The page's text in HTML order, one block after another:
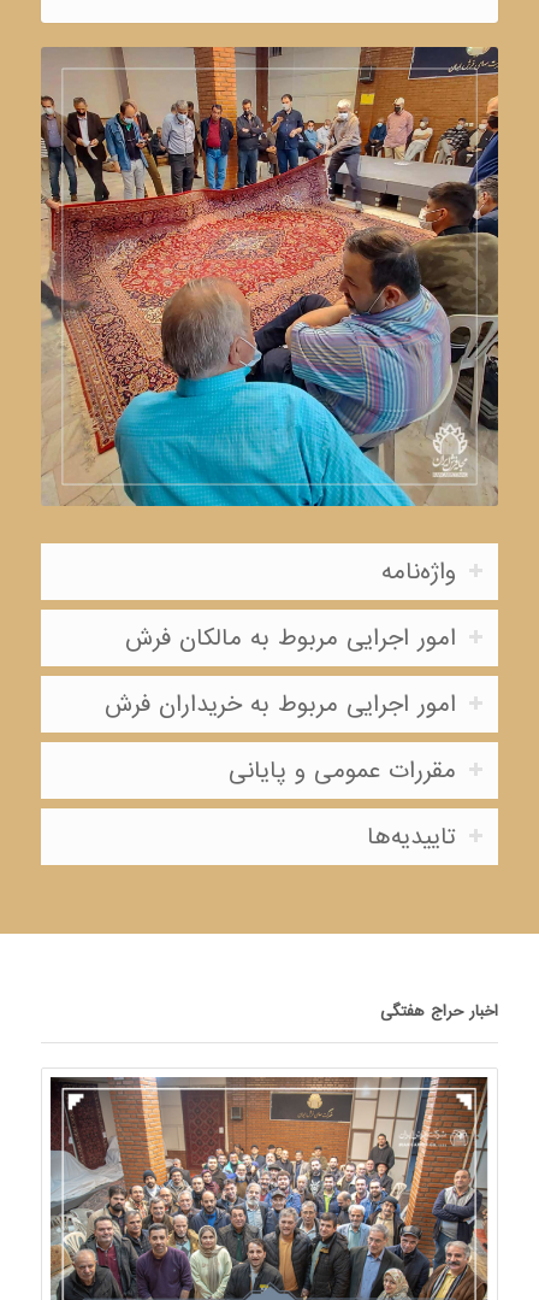
واژه‌نامه
امور اجرایی مربوط به مالکان فرش
امور اجرایی مربوط به خریداران فرش
مقررات عمومی و پایانی
تاییدیه‌ها
اخبار حراج هفتگی